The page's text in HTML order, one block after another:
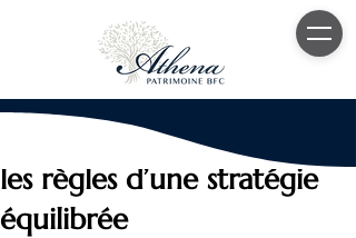
Diversifier ses placements :
les règles d’une stratégie
équilibrée
23 juin